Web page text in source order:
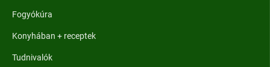
Fogyókúra
Konyhában + receptek
Tudnivalók